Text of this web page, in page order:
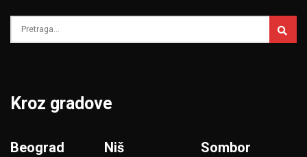
Kroz gradove
Beograd Niš Sombor